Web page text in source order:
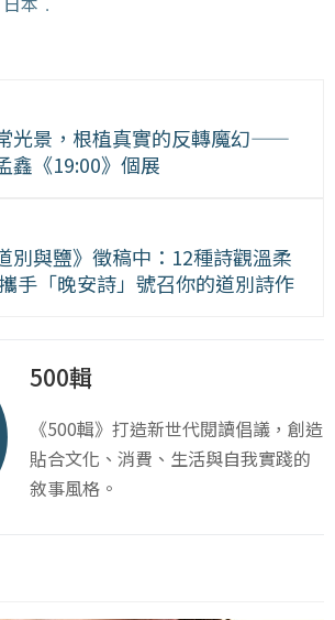
光景，根植真實的反轉魔幻——
鑫《19:00》個展
別與鹽》徵稿中：12種詩觀溫柔
手「晚安詩」號召你的道別詩作
500輯
《500輯》打造新世代閱讀倡議，創造
貼合文化、消費、生活與自我實踐的
敘事風格。